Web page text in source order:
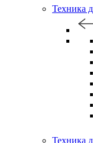
Техника
Техника